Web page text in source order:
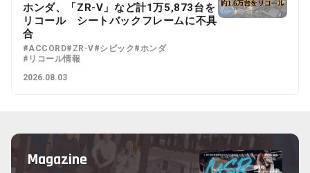
ホンダ、「ZR-V」など計1万5,873台を
リコール シートバックフレームに不具
合
#ACCORD#ZR-V#シビック#ホンダ
#リコール情報
2026.08.03
Magazine